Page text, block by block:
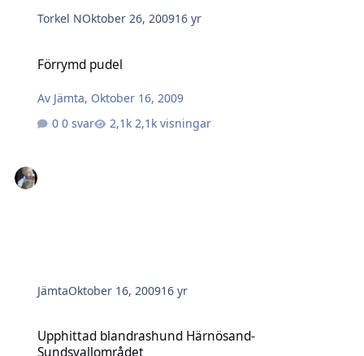
Torkel NOktober 26, 200916 yr
Förrymd pudel
Av Jämta, Oktober 16, 2009
0 svar
2,1k visningar
JämtaOktober 16, 200916 yr
Upphittad blandrashund Härnösand-